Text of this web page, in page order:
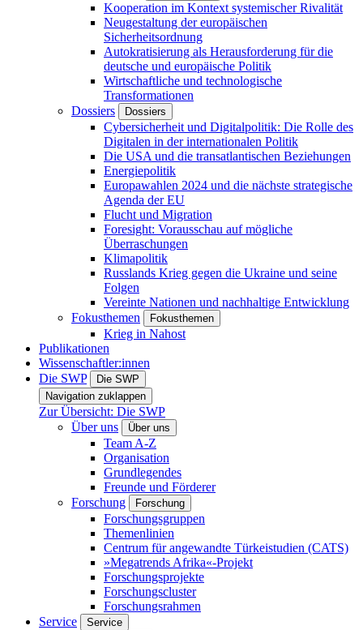
Kooperation im Kontext systemischer Rivalität
Neugestaltung der europäischen
Sicherheitsordnung
Autokratisierung als Herausforderung für die
deutsche und europäische Politik
Wirtschaftliche und technologische
Transformationen
Dossiers
Dossiers
Cybersicherheit und Digitalpolitik: Die Rolle des
Digitalen in der internationalen Politik
Die USA und die transatlantischen Beziehungen
Energiepolitik
Europawahlen 2024 und die nächste strategische
Agenda der EU
Flucht und Migration
Foresight: Vorausschau auf mögliche
Überraschungen
Klimapolitik
Russlands Krieg gegen die Ukraine und seine
Folgen
Vereinte Nationen und nachhaltige Entwicklung
Fokusthemen
Fokusthemen
Krieg in Nahost
Publikationen
Wissenschaftler:innen
Die SWP
Die SWP
Navigation zuklappen
Zur Übersicht: Die SWP
Über uns
Über uns
Team A-Z
Organisation
Grundlegendes
Freunde und Förderer
Forschung
Forschung
Forschungsgruppen
Themenlinien
Centrum für angewandte Türkeistudien (CATS)
»Megatrends Afrika«-Projekt
Forschungsprojekte
Forschungscluster
Forschungsrahmen
Service
Service